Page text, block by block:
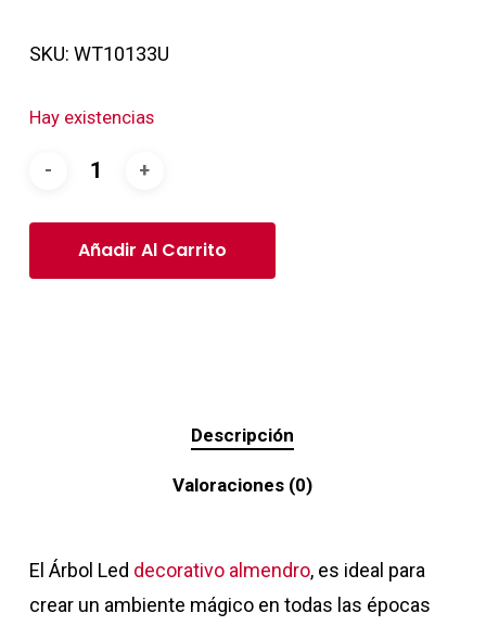
SKU: WT10133U
Hay existencias
Añadir Al Carrito
Descripción
Valoraciones (0)
El Árbol Led decorativo almendro, es ideal para
crear un ambiente mágico en todas las épocas